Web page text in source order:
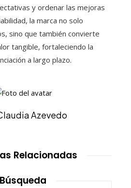
y ordenar las mejoras
la marca no solo
sino que también convierte
tangible, fortaleciendo la
a largo plazo.
Azevedo
Relacionadas
Búsqueda